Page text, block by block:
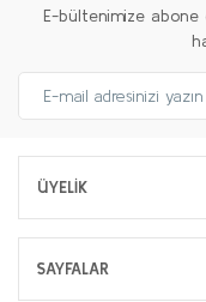
E-bültenimize abone
ÜYELİK
SAYFALAR